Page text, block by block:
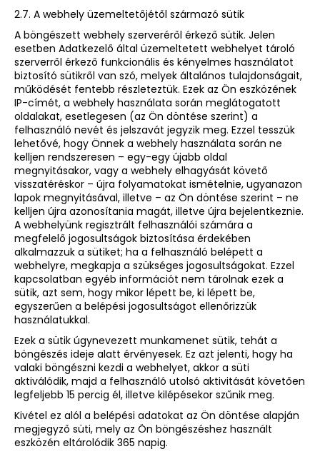
2.7. A webhely üzemeltetőjétől származó sütik
A böngészett webhely szerveréről érkező sütik. Jelen
esetben Adatkezelő által üzemeltetett webhelyet tároló
szerverről érkező funkcionális és kényelmes használatot
biztosító sütikről van szó, melyek általános tulajdonságait,
működését fentebb részleteztük. Ezek az Ön eszközének
IP-címét, a webhely használata során meglátogatott
oldalakat, esetlegesen (az Ön döntése szerint) a
felhasználó nevét és jelszavát jegyzik meg. Ezzel tesszük
lehetővé, hogy Önnek a webhely használata során ne
kelljen rendszeresen – egy-egy újabb oldal
megnyitásakor, vagy a webhely elhagyását követő
visszatéréskor – újra folyamatokat ismételnie, ugyanazon
lapok megnyitásával, illetve – az Ön döntése szerint – ne
kelljen újra azonosítania magát, illetve újra bejelentkeznie.
A webhelyünk regisztrált felhasználói számára a
megfelelő jogosultságok biztosítása érdekében
alkalmazzuk a sütiket; ha a felhasználó belépett a
webhelyre, megkapja a szükséges jogosultságokat. Ezzel
kapcsolatban egyéb információt nem tárolnak ezek a
sütik, azt sem, hogy mikor lépett be, ki lépett be,
egyszerűen a belépési jogosultságot ellenőrizzük
használatukkal.
Ezek a sütik úgynevezett munkamenet sütik, tehát a
böngészés ideje alatt érvényesek. Ez azt jelenti, hogy ha
valaki böngészni kezdi a webhelyet, akkor a süti
aktiválódik, majd a felhasználó utolsó aktivitását követően
legfeljebb 15 percig él, illetve kilépésekor szűnik meg.
Kivétel ez alól a belépési adatokat az Ön döntése alapján
megjegyző süti, mely az Ön böngészéshez használt
eszközén eltárolódik 365 napig.